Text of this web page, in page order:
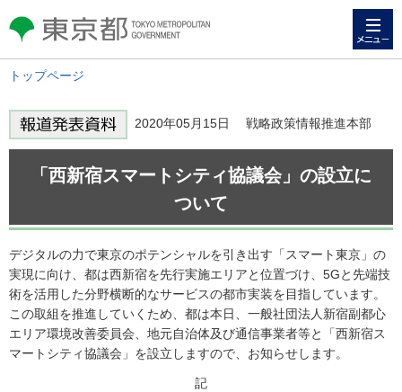
東京都 TOKYO METROPOLITAN
GOVERNMENT
トップページ
2020年05月15日 戦略政策情報推進本部
「西新宿スマートシティ協議会」の設立に
ついて
デジタルの力で東京のポテンシャルを引き出す「スマート東京」の
実現に向け、都は西新宿を先行実施エリアと位置づけ、5Gと先端技
術を活用した分野横断的なサービスの都市実装を目指しています。
この取組を推進していくため、都は本日、一般社団法人新宿副都心
エリア環境改善委員会、地元自治体及び通信事業者等と「西新宿ス
マートシティ協議会」を設立しますので、お知らせします。
記